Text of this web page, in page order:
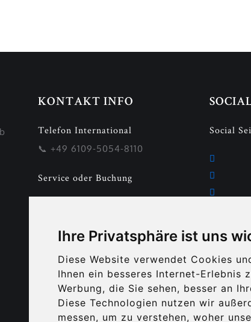
Ihre Privatsphäre ist uns
Diese Website verwendet Cookies
Ihnen ein besseres Internet-Erlebnis
Werbung, die Sie sehen, besser an
Diese Technologien nutzen wir
messen, um zu verstehen, woher
KONTAKT INFO
Telefon International
📞 +49 6109-5054-8110
Service oder Buchung
Malediven Piraten
RMK Nurflug.de GmbH,
Vilbeler Landstrasse 203,
D-60388 Frankfurt,
Social